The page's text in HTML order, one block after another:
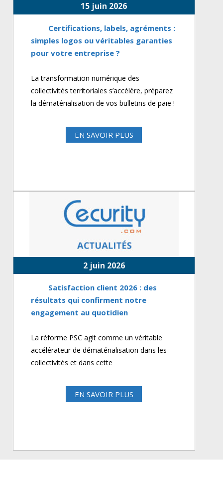
15 juin 2026
Certifications, labels, agréments :
simples logos ou véritables garanties
pour votre entreprise ?
La transformation numérique des
collectivités territoriales s’accélère, préparez
la dématérialisation de vos bulletins de paie !
EN SAVOIR PLUS
2 juin 2026
Satisfaction client 2026 : des
résultats qui confirment notre
engagement au quotidien
La réforme PSC agit comme un véritable
accélérateur de dématérialisation dans les
collectivités et dans cette
EN SAVOIR PLUS